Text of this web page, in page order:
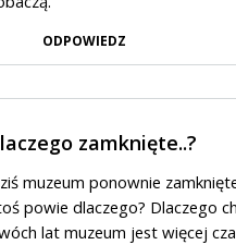
ODPOWIEDZ
zamknięte..?
muzeum ponownie
powie dlaczego? Dlaczego
lat muzeum jest więcej